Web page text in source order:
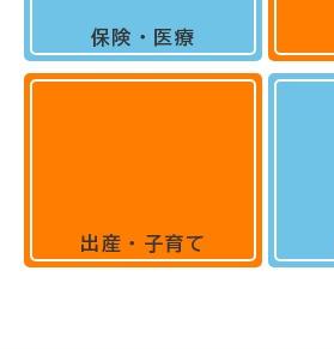
保険・医療
出産・子育て